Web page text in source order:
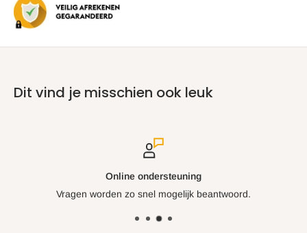
Gewicht:200 gram
DeMicroplane Gourmet Series Rasp
van comfort, duurzaamheid en precisie, waardoor het een
Dit vind je misschien ook leuk
Online ondersteuning
Vragen worden zo snel mogelijk beantwoord.